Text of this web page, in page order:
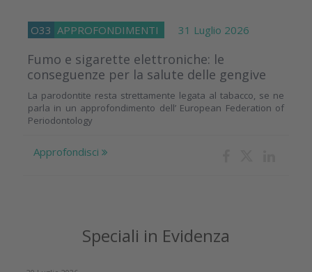
O33 APPROFONDIMENTI 31 Luglio 2026
Fumo e sigarette elettroniche: le
conseguenze per la salute delle gengive
La parodontite resta strettamente legata al tabacco, se ne
parla in un approfondimento dell’ European Federation of
Periodontology
Approfondisci
Speciali in Evidenza